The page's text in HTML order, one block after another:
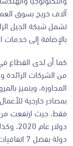
آلاف خريج بسوق
تشمل شبكة الجيل
بالإضافة إلى خدمات
كما أن لدى القطاع
من الشركات الرائدة
المجاورة، ويتميز
بمصادر خارجية
دولة بفضل 7 اتفاقيات للتجارة